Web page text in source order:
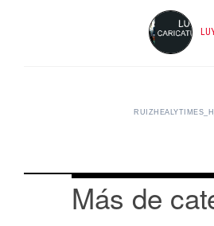
Más de